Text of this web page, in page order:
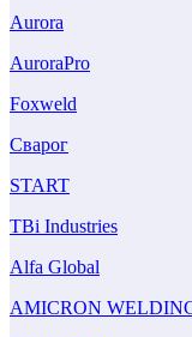
Aurora
AuroraPro
Foxweld
Сварог
START
TBi Industries
Alfa Global
AMICRON